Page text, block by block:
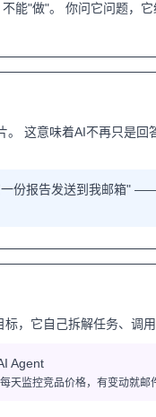
能"做"。 你问它问题，
这意味着AI不再只是回
份报告发送到我邮箱"
，它自己拆解任务、调
Agent
天监控竞品价格，有变动就